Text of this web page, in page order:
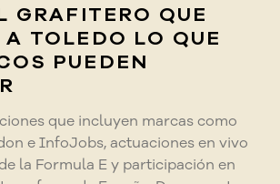
GRAFITERO QUE
TOLEDO LO QUE
PUEDEN
que incluyen marcas como
e InfoJobs, actuaciones en vivo
la Formula E y participación en